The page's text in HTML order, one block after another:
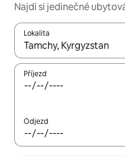
Najdi si jedinečné
Lokalita
Až budou výsledky k
Příjezd
Odjezd